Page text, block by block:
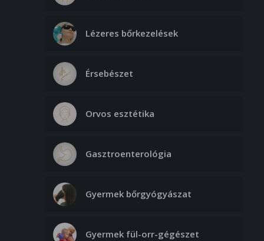
Lézeres bőrkezelések
Érsebészet
Orvos esztétika
Gasztroenterológia
Gyermek bőrgyógyászat
Gyermek fül-orr-gégészet